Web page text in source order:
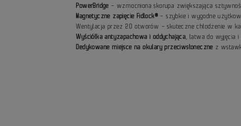
PowerBridge – wzmocniona skorupa zwiększająca
Magnetyczne zapięcie Fidlock® – szybkie i wygodne
Wentylacja przez 20 otworów – skuteczne chłodzenie w
Wyściółka antyzapachowa i oddychająca, łatwa do wyjęcia i
Dedykowane miejsce na okulary przeciwsłoneczne z